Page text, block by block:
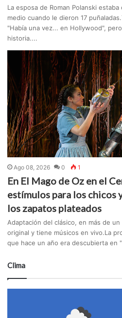
La esposa de Roman Polanski
medio cuando le dieron 17
"Había una vez... en Hollywood",
historia....
Ago 08, 2026 0 1
En El Mago de Oz en el
estímulos para los chicos
los zapatos plateados
Adaptación del clásico, en más de
original y tiene músicos en vivo.La
que hace un año era descubierta en
Clima